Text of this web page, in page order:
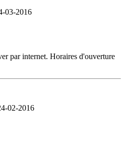
03-2016
par internet. Horaires d'ouverture
02-2016